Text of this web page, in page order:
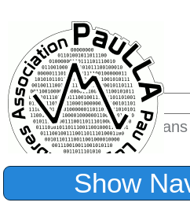
Chercher par
Seulement
Recherche
Show